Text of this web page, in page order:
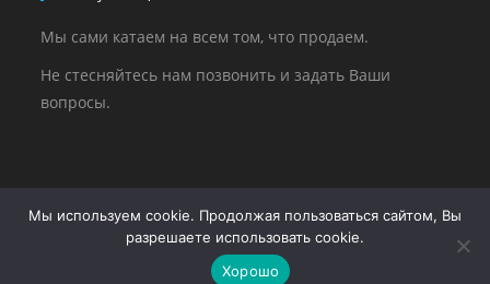
Мы сами катаем на всем том, что продаем.
Не стесняйтесь нам позвонить и задать Ваши
вопросы.
Copyright 2023-2026 - WE-RIDE.RU
Информация, опубликованная на этом сайте не является
публичной офертой,
определяемой положениями Статьи 437 ГК РФ и носит
справочный характер.
Мы используем cookie. Продолжая пользоваться сайтом, Вы
разрешаете использовать cookie.
Хорошо